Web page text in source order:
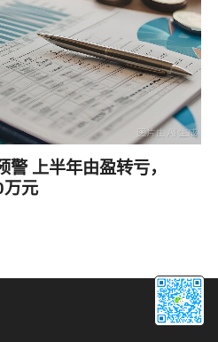
上半年由盈转亏，
万元